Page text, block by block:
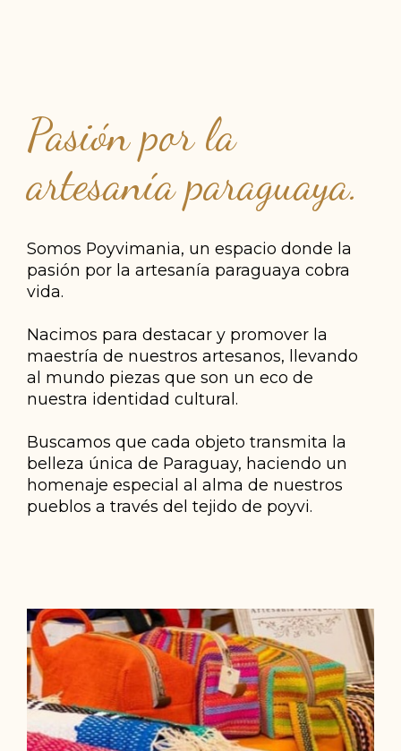
Pasión por la
artesanía paraguaya.
Somos Poyvimania, un espacio donde la
pasión por la artesanía paraguaya cobra
vida.
Nacimos para destacar y promover la
maestría de nuestros artesanos, llevando
al mundo piezas que son un eco de
nuestra identidad cultural.
Buscamos que cada objeto transmita la
belleza única de Paraguay, haciendo un
homenaje especial al alma de nuestros
pueblos a través del tejido de poyvi.